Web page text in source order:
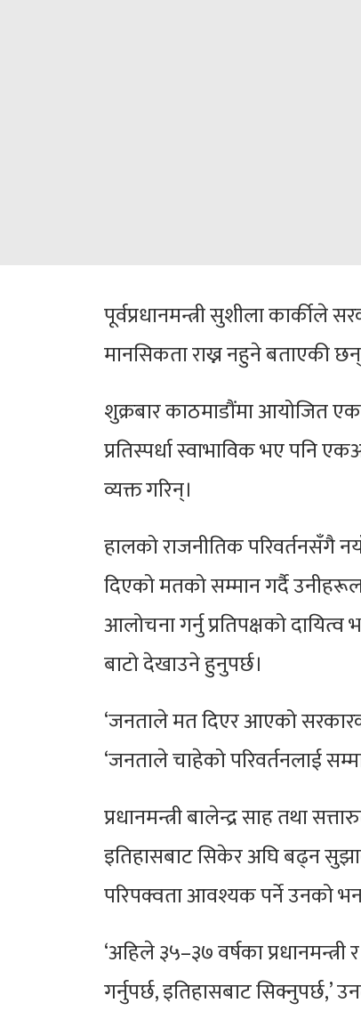
पूर्वप्रधानमन्त्री सुशीला कार्कीले
मानसिकता राख्न नहुने बताएकी
शुक्रबार काठमाडौंमा आयोजित एक
प्रतिस्पर्धा स्वाभाविक भए पनि
व्यक्त गरिन्।
हालको राजनीतिक परिवर्तनसँगै
दिएको मतको सम्मान गर्दै
आलोचना गर्नु प्रतिपक्षको
बाटो देखाउने हुनुपर्छ।
‘जनताले मत दिएर आएको
‘जनताले चाहेको परिवर्तनलाई
प्रधानमन्त्री बालेन्द्र साह तथा
इतिहासबाट सिकेर अघि बढ्न
परिपक्वता आवश्यक पर्ने उनको
‘अहिले ३५–३७ वर्षका
गर्नुपर्छ, इतिहासबाट सिक्नुपर्छ,’